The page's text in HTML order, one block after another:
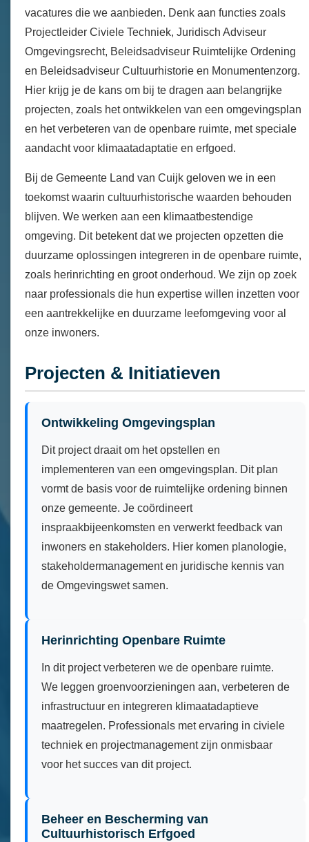
vacatures die we aanbieden. Denk aan functies zoals
Projectleider Civiele Techniek, Juridisch Adviseur
Omgevingsrecht, Beleidsadviseur Ruimtelijke Ordening
en Beleidsadviseur Cultuurhistorie en Monumentenzorg.
Hier krijg je de kans om bij te dragen aan belangrijke
projecten, zoals het ontwikkelen van een omgevingsplan
en het verbeteren van de openbare ruimte, met speciale
aandacht voor klimaatadaptatie en erfgoed.
Bij de Gemeente Land van Cuijk geloven we in een
toekomst waarin cultuurhistorische waarden behouden
blijven. We werken aan een klimaatbestendige
omgeving. Dit betekent dat we projecten opzetten die
duurzame oplossingen integreren in de openbare ruimte,
zoals herinrichting en groot onderhoud. We zijn op zoek
naar professionals die hun expertise willen inzetten voor
een aantrekkelijke en duurzame leefomgeving voor al
onze inwoners.
Projecten & Initiatieven
Ontwikkeling Omgevingsplan
Dit project draait om het opstellen en
implementeren van een omgevingsplan. Dit plan
vormt de basis voor de ruimtelijke ordening binnen
onze gemeente. Je coördineert
inspraakbijeenkomsten en verwerkt feedback van
inwoners en stakeholders. Hier komen planologie,
stakeholdermanagement en juridische kennis van
de Omgevingswet samen.
Herinrichting Openbare Ruimte
In dit project verbeteren we de openbare ruimte.
We leggen groenvoorzieningen aan, verbeteren de
infrastructuur en integreren klimaatadaptieve
maatregelen. Professionals met ervaring in civiele
techniek en projectmanagement zijn onmisbaar
voor het succes van dit project.
Beheer en Bescherming van
Cultuurhistorisch Erfgoed